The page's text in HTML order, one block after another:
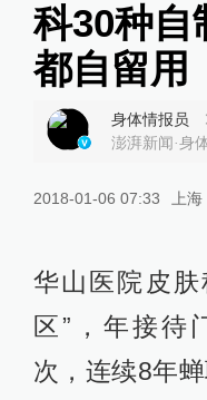
科30种自
都自留用
身体情报员
澎湃新闻·身
2018-01-06 07:33 上海
华山医院皮肤
区”，年接待
次，连续8年